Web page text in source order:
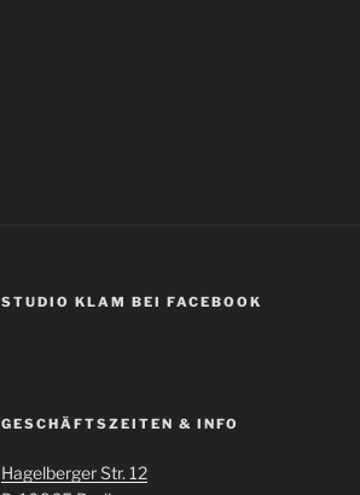
STUDIO KLAM BEI FACEBOOK
GESCHÄFTSZEITEN & INFO
Hagelberger Str. 12